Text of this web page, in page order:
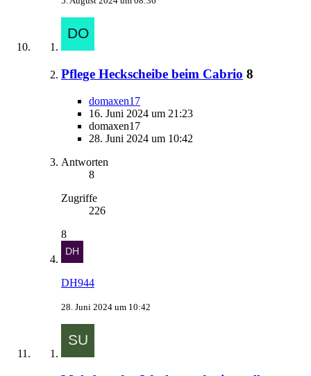
Pflege Heckscheibe beim Cabrio 8
domaxen17
16. Juni 2024 um 21:23
domaxen17
28. Juni 2024 um 10:42
Antworten
8
Zugriffe
226
8
DH944
28. Juni 2024 um 10:42